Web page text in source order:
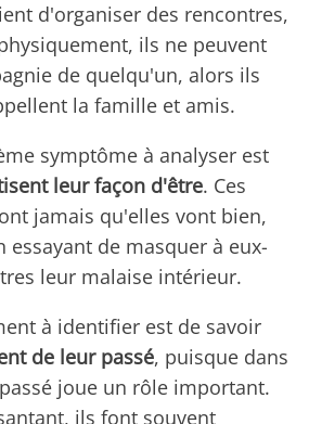
d'organiser des rencontres,
ils ne peuvent
de quelqu'un, alors ils
la famille et amis.
symptôme à analyser est
leur façon d'être. Ces
jamais qu'elles vont bien,
essayant de masquer à eux-
leur malaise intérieur.
à identifier est de savoir
de leur passé, puisque dans
joue un rôle important.
ils font souvent